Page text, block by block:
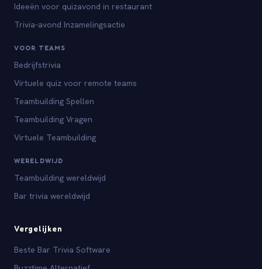
Ideeën voor quizavond in restaurant
Trivia-avond Inzamelingsactie
VOOR TEAMS
Bedrijfstrivia
Virtuele quiz voor remote teams
Teambuilding Spellen
Teambuilding Vragen
Virtuele Teambuilding
WERELDWIJD
Teambuilding wereldwijd
Bar trivia wereldwijd
Vergelijken
Beste Bar Trivia Software